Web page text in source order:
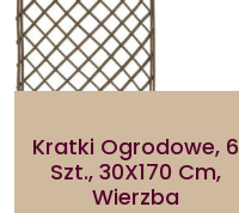
Kratki Ogrodowe, 6
Szt., 30X170 Cm,
Wierzba